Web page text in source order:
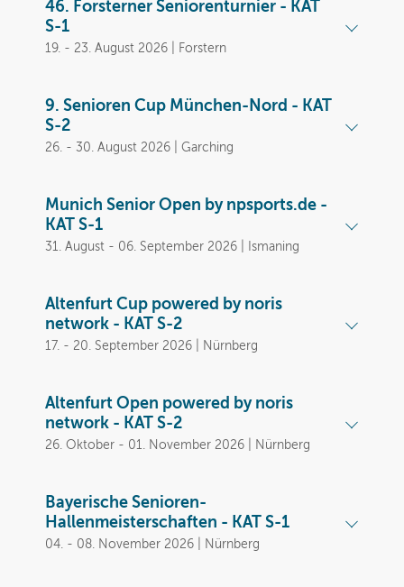
46. Forsterner Seniorenturnier - KAT
S-1
19. - 23. August 2026 | Forstern
9. Senioren Cup München-Nord - KAT
S-2
26. - 30. August 2026 | Garching
Munich Senior Open by npsports.de -
KAT S-1
31. August - 06. September 2026 | Ismaning
Altenfurt Cup powered by noris
network - KAT S-2
17. - 20. September 2026 | Nürnberg
Altenfurt Open powered by noris
network - KAT S-2
26. Oktober - 01. November 2026 | Nürnberg
Bayerische Senioren-
Hallenmeisterschaften - KAT S-1
04. - 08. November 2026 | Nürnberg